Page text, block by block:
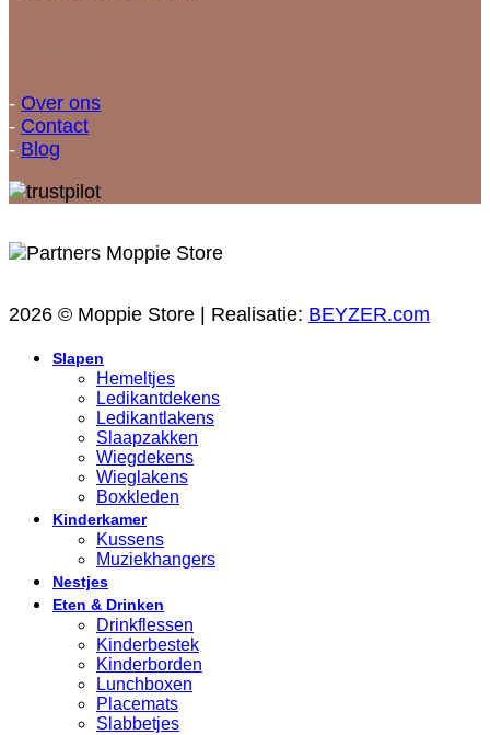
- Over ons
- Contact
- Blog
2026 © Moppie Store | Realisatie: BEYZER.com
Slapen
Hemeltjes
Ledikantdekens
Ledikantlakens
Slaapzakken
Wiegdekens
Wieglakens
Boxkleden
Kinderkamer
Kussens
Muziekhangers
Nestjes
Eten & Drinken
Drinkflessen
Kinderbestek
Kinderborden
Lunchboxen
Placemats
Slabbetjes